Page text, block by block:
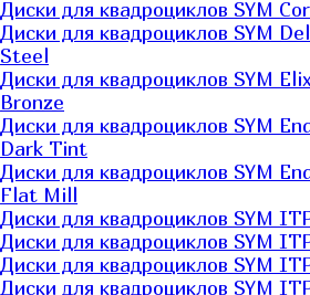
Диски для квадроциклов SYM
Диски для квадроциклов SYM
Steel
Диски для квадроциклов SYM
Bronze
Диски для квадроциклов SYM
Dark Tint
Диски для квадроциклов SYM
Flat Mill
Диски для квадроциклов SYM
Диски для квадроциклов SYM
Диски для квадроциклов SYM
Диски для квадроциклов SYM